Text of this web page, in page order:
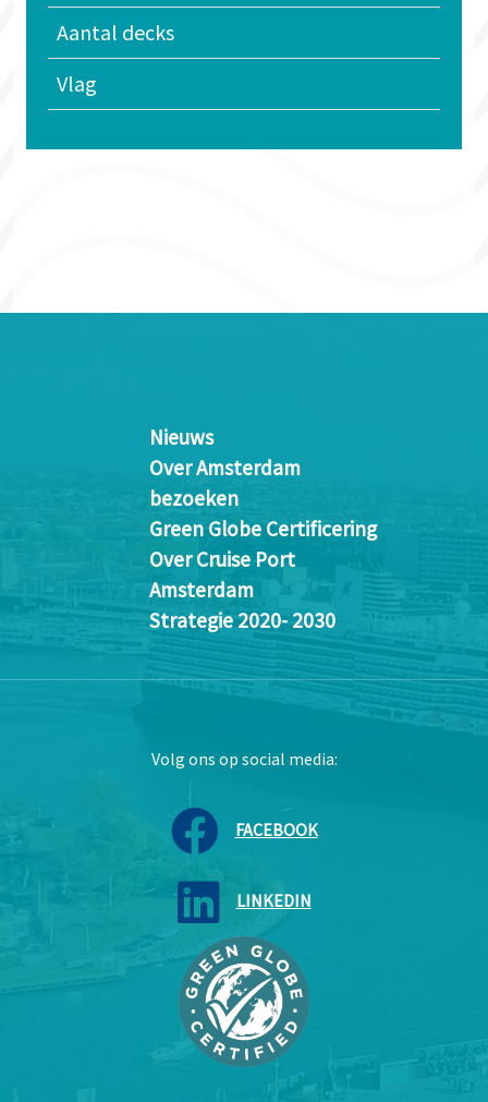
Aantal decks
Vlag
Nieuws
Over Amsterdam
bezoeken
Green Globe Certificering
Over Cruise Port
Amsterdam
Strategie 2020- 2030
Volg ons op social media:
FACEBOOK
LINKEDIN